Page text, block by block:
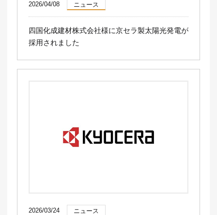
2026/04/08 ニュース
四国化成建材株式会社様に京セラ製太陽光発電が
採用されました
2026/03/24 ニュース